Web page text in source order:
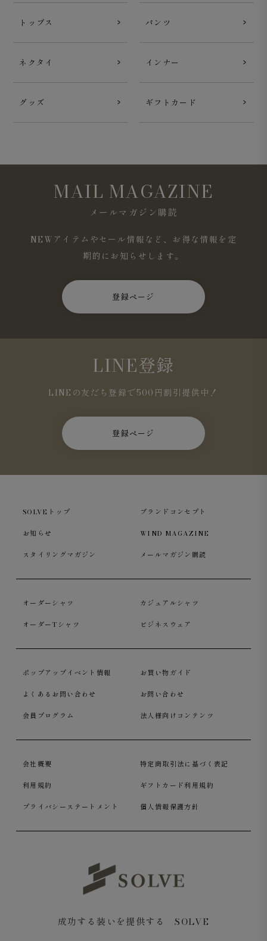
トップス パンツ
ネクタイ インナー
グッズ ギフトカード
MAIL MAGAZINE
メールマガジン購読
NEWアイテムやセール情報など、お得な情報を定
期的にお知らせします。
登録ページ
LINE登録
LINEの友だち登録で500円割引提供中！
登録ページ
SOLVEトップ ブランドコンセプト
お知らせ WIND MAGAZINE
スタイリングマガジン メールマガジン購読
オーダーシャツ カジュアルシャツ
オーダーTシャツ ビジネスウェア
ポップアップイベント情報 お買い物ガイド
よくあるお問い合わせ お問い合わせ
会員プログラム 法人様向けコンテンツ
会社概要 特定商取引法に基づく表記
利用規約 ギフトカード利用規約
プライバシーステートメント 個人情報保護方針
成功する装いを提供する SOLVE